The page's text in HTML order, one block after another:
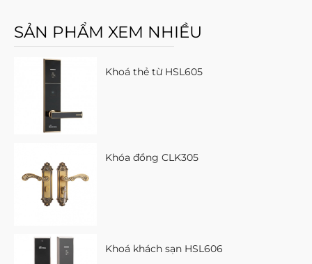
SẢN PHẨM XEM NHIỀU
Khoá thẻ từ HSL605
Khóa đồng CLK305
Khoá khách sạn HSL606